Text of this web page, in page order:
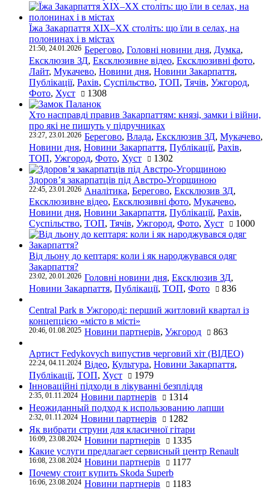
Їжа Закарпаття ХІХ–ХХ століть: що їли в селах, на
полонинах і в містах
21:50, 24.01.2026 Берегово, Головні новини дня, Думка,
Ексклюзив ЗД, Ексклюзивне відео, Ексклюзивні фото,
Лайт, Мукачево, Новини дня, Новини Закарпаття,
Публікації, Рахів, Суспільство, ТОП, Тячів, Ужгород,
Фото, Хуст 1308
Хто насправді правив Закарпаттям: князі, замки і війни,
про які не пишуть у підручниках
23:27, 23.01.2026 Берегово, Влада, Ексклюзив ЗД, Мукачево,
Новини дня, Новини Закарпаття, Публікації, Рахів,
ТОП, Ужгород, Фото, Хуст 1302
Здоров’я закарпатців під Австро-Угорщиною
22:45, 23.01.2026 Аналітика, Берегово, Ексклюзив ЗД,
Ексклюзивне відео, Ексклюзивні фото, Мукачево,
Новини дня, Новини Закарпаття, Публікації, Рахів,
Суспільство, ТОП, Тячів, Ужгород, Фото, Хуст 1000
Від льону до кептаря: коли і як народжувався одяг
Закарпаття?
23:02, 20.01.2026 Головні новини дня, Ексклюзив ЗД,
Новини Закарпаття, Публікації, ТОП, Фото 836
Central Park в Ужгороді: перший житловий квартал із
концепцією «місто в місті»
20:46, 01.08.2025 Новини партнерів, Ужгород 863
Артист Fedykovych випустив черговий хіт (ВІДЕО)
22:24, 04.11.2024 Відео, Культура, Новини Закарпаття,
Публікації, ТОП, Хуст
1979
Інноваційні підходи в лікуванні безпліддя
2:35, 01.11.2024 Новини партнерів
1314
Неожиданный подход к использованию лапши
2:32, 01.11.2024 Новини партнерів
1282
Як вибрати струни для класичної гітари
16:09, 23.08.2024 Новини партнерів
1335
Какие услуги предлагает сервисный центр Renault
16:08, 23.08.2024 Новини партнерів
1177
Почему стоит купить Skoda Superb
16:06, 23.08.2024 Новини партнерів 1183